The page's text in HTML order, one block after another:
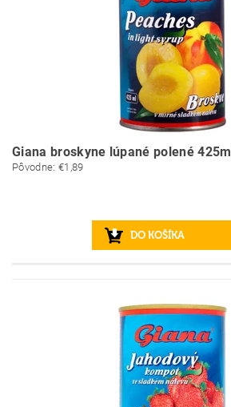
Giana broskyne lúpané polené 425ml
Pôvodne: €1,89